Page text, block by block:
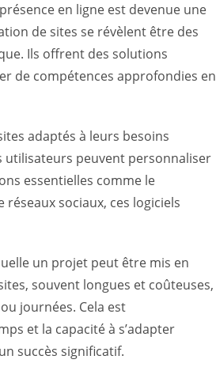
en ligne est devenue une
de sites se révèlent être des
Ils offrent des solutions
de compétences approfondies en
adaptés à leurs besoins
utilisateurs peuvent personnaliser
essentielles comme le
sociaux, ces logiciels
un projet peut être mis en
souvent longues et coûteuses,
journées. Cela est
et la capacité à s’adapter
succès significatif.